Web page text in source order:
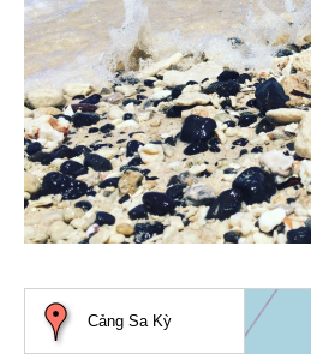
Cảng Sa Kỳ